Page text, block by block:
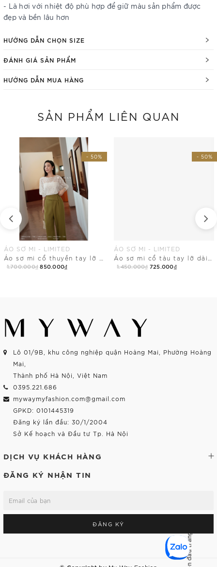
- Là hơi với nhiệt độ phù hợp để giữ màu sản phẩm được
đẹp và bền lâu hơn
HƯỚNG DẪN CHỌN SIZE
ĐÁNH GIÁ SẢN PHẨM
HƯỚNG DẪN MUA HÀNG
SẢN PHẨM LIÊN QUAN
- 50%
ÁO SƠ MI - LIMITED
1.700.000₫ 850.000₫
- 50%
ÁO SƠ MI - LIMITED
1.450.000₫ 725.000₫
Lô 01/9B, khu công nghiệp quận Hoàng Mai, Phường Hoàng
Mai,
Thành phố Hà Nội, Việt Nam
0395.221.686
mywaymyfashion.com@gmail.com
GPKD: 0101445319
Đăng ký lần đầu: 30/1/2004
Sở Kế hoạch và Đầu tư Tp. Hà Nội
DỊCH VỤ KHÁCH HÀNG
ĐĂNG KÝ NHẬN TIN
ĐĂNG KÝ
Lên đầu trang